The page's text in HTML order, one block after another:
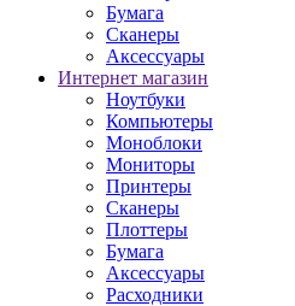
Бумага
Сканеры
Аксессуары
Интернет магазин
Ноутбуки
Компьютеры
Моноблоки
Мониторы
Принтеры
Сканеры
Плоттеры
Бумага
Аксессуары
Расходники